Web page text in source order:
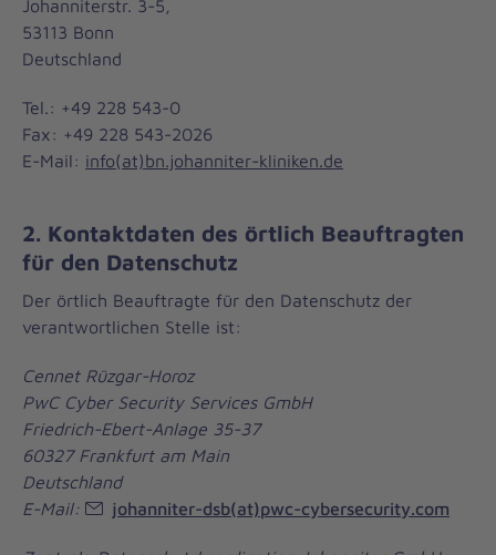
Johanniterstr. 3-5,
53113 Bonn
Deutschland
Tel.: +49 228 543-0
Fax: +49 228 543-2026
E-Mail: info(at)bn.johanniter-kliniken.de
2. Kontaktdaten des örtlich Beauftragten
für den Datenschutz
Der örtlich Beauftragte für den Datenschutz der
verantwortlichen Stelle ist:
Cennet Rüzgar-Horoz
PwC Cyber Security Services GmbH
Friedrich-Ebert-Anlage 35-37
60327 Frankfurt am Main
Deutschland
E-Mail:
johanniter-dsb(at)pwc-cybersecurity.com